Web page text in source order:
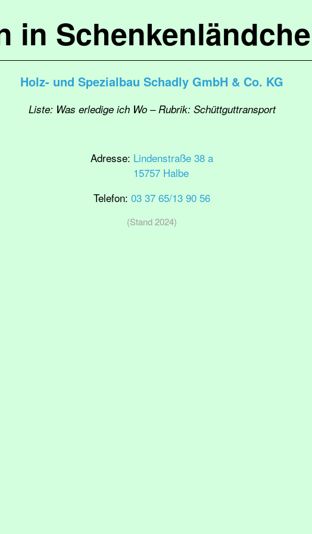
in
Holz- und Spezialbau Schadly GmbH & Co. KG
Liste: Was erledige ich Wo – Rubrik: Schüttguttransport
Adresse: Lindenstraße 38 a
15757 Halbe
Telefon: 03 37 65/13 90 56
(Stand 2024)